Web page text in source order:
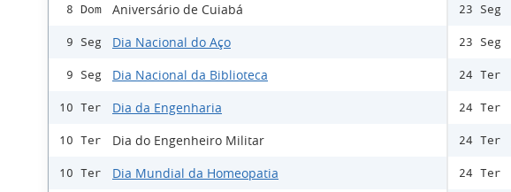
8 Dom Aniversário de Cuiabá
9 Seg Dia Nacional do Aço
9 Seg Dia Nacional da Biblioteca
10 Ter Dia da Engenharia
10 Ter Dia do Engenheiro Militar
10 Ter Dia Mundial da Homeopatia
23 Seg
23 Seg
24 Ter
24 Ter
24 Ter
24 Ter